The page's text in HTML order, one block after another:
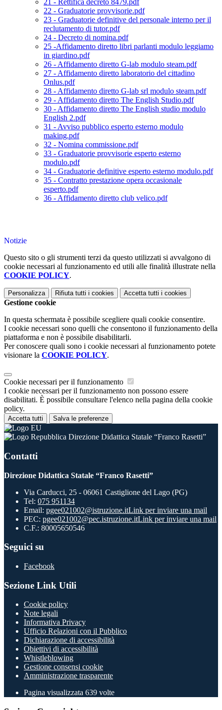
21 - Rettifica decreto 8479.pdf
22 - Graduatorie provvisorie.pdf
23 - Graduatorie definitive del personale interno per il
reclutamento di tutor.pdf
24 - Decreto di nomina.pdf
25 -Affidamento diretto libri parlanti modulo leggiamo
in giardino.pdf
26 - Affidamento diretto G-lab modulo steam.pdf
27 - Affidamento diretto laboratorio del cittadino
Onlus.pdf
28 - Affidamento diretto G-lab srl modulo steam.pdf
29 - Affidamento diretto The English Studio.pdf
30 - Affidamento diretto The English studio modulo
English 2.pdf
31 - Avviso pubblico esperto esterno modulo
making.pdf
32 - Nomina commissione.pdf
33 - Graduatorie provvisorie esperto esterno
modulo.pdf
34 - Graduatorie definitive esperto esterno modulo.pdf
35 - Contratto prestazione opera occasionale
esperto.pdf
36 - Affidamento diretto club velico.pdf
Notizie
Questo sito o gli strumenti terzi da questo utilizzati si avvalgono di
cookie necessari al funzionamento ed utili alle finalità illustrate nella
COOKIE POLICY.
Personalizza Rifiuta tutti i cookies Accetta tutti i cookies
Gestione cookie
In questa schermata è possibile scegliere quali cookie consentire.
I cookie necessari sono quelli che consentono il funzionamento della
piattaforma e non è possibile disabilitarli.
Per conoscere quali sono i cookie necessari al funzionamento potete
visionare la COOKIE POLICY.
Cookie necessari per il funzionamento
I cookie necessari per il funzionamento non possono essere
disabilitati. È possibile consultare l'elenco nella pagina della cookie
policy.
Accetta tutti Salva le preferenze
Direzione Didattica Statale “Franco Rasetti”
Contatti
Direzione Didattica Statale “Franco Rasetti”
Via Carducci, 25 - 06061 Castiglione del Lago (PG)
Tel: 075 951134
Email: pgee021002@istruzione.itLink per inviare una mail
PEC: pgee021002@pec.istruzione.itLink per inviare una mail
C.F.: 80005650546
Seguici su
Facebook
Sezione Link Utili
Cookie policy
Note legali
Informativa Privacy
Ufficio Relazioni con il Pubblico
Dichiarazione di accessibilità
Obiettivi di accessibilità
Whistleblowing
Gestione consensi cookie
Amministrazione trasparente
Pagina visualizzata 639 volte